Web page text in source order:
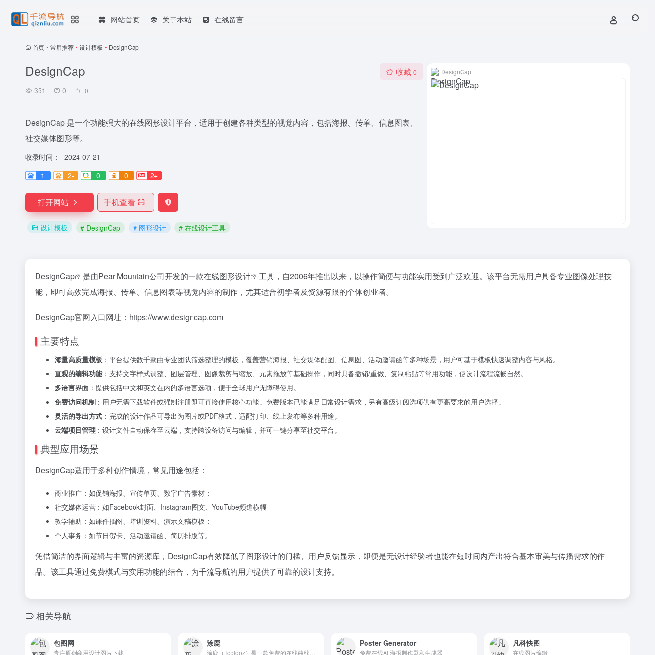
网站首页 关于本站 在线留言
首页 • 常用推荐 • 设计模板 • DesignCap
DesignCap
351 0 0
收藏 0
DesignCap 是一个功能强大的在线图形设计平台，适用于创建各种类型的视觉内容，包括海报、传单、信息图表、
社交媒体图形等。
收录时间：
2024-07-21
1
2- 0 0 2+
打开网站 手机查看
设计模板 # DesignCap # 图形设计 # 在线设计工具
DesignCap
DesignCap 是由PearlMountain公司开发的一款在线图形设计
工具，自2006年推出以来，以操作简便与功能实用受到广泛欢迎。该平台无需用户具备专业图像处理技
能，即可高效完成海报、传单、信息图表等视觉内容的制作，尤其适合初学者及资源有限的个体创业者。
DesignCap官网入口网址：https://www.designcap.com
主要特点
海量高质量模板 ：平台提供数千款由专业团队筛选整理的模板，覆盖营销海报、社交媒体配图、信息图、活动邀请函等多种场景，用户可基于模板快速调整内容与风格。
直观的编辑功能：支持文字样式调整、图层管理、图像裁剪与缩放、元素拖放等基础操作，同时具备撤销/重做、复制粘贴等常用功能，使设计流程流畅自然。
多语言界面 ：提供包括中文和英文在内的多语言选项，便于全球用户无障碍使用。
免费访问机制 ：用户无需下载软件或强制注册即可直接使用核心功能。免费版本已能满足日常设计需求，另有高级订阅选项供有更高要求的用户选择。
灵活的导出方式 ：完成的设计作品可导出为图片或PDF格式，适配打印、线上发布等多种用途。
云端项目管理 ：设计文件自动保存至云端，支持跨设备访问与编辑，并可一键分享至社交平台。
典型应用场景
DesignCap适用于多种创作情境，常见用途包括：
商业推广：如促销海报、宣传单页、数字广告素材；
社交媒体运营：如Facebook封面、Instagram图文、YouTube频道横幅；
教学辅助：如课件插图、培训资料、演示文稿模板；
个人事务：如节日贺卡、活动邀请函、简历排版等。
凭借简洁的界面逻辑与丰富的资源库，DesignCap有效降低了图形设计的门槛。用户反馈显示，即便是无设计经验者也能在短时间内产出符合基本审美与传播需求的作
品。该工具通过免费模式与实用功能的结合，为千流导航的用户提供了可靠的设计支持。
相关导航
包图网
专注原创商用设计图片下载
涂鹿 Poster Generator
免费在线AI 海报制作器和生成器
凡科快图
在线图片编辑